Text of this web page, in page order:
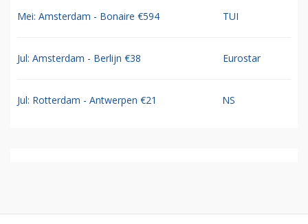
Mei: Amsterdam - Bonaire €594 TUI
Jul: Amsterdam - Berlijn €38 Eurostar
Jul: Rotterdam - Antwerpen €21 NS